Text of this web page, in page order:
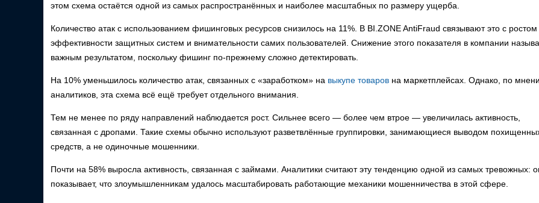
этом схема остаётся одной из самых распространённых и наиболее масштабных по размеру ущерба.
Количество атак с использованием фишинговых ресурсов снизилось на 11%. В BI.ZONE AntiFraud связывают это с ростом
эффективности защитных систем и внимательности самих пользователей. Снижение этого показателя в компании
важным результатом, поскольку фишинг по-прежнему сложно детектировать.
На 10% уменьшилось количество атак, связанных с «заработком» на выкупе товаров на маркетплейсах. Однако, по
аналитиков, эта схема всё ещё требует отдельного внимания.
Тем не менее по ряду направлений наблюдается рост. Сильнее всего — более чем втрое — увеличилась активность,
связанная с дропами. Такие схемы обычно используют разветвлённые группировки, занимающиеся выводом
средств, а не одиночные мошенники.
Почти на 58% выросла активность, связанная с займами. Аналитики считают эту тенденцию одной из самых тревожных:
показывает, что злоумышленникам удалось масштабировать работающие механики мошенничества в этой сфере.